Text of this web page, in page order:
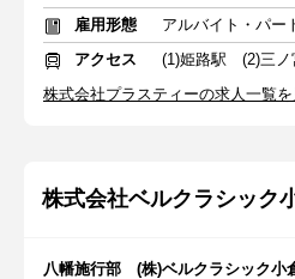
雇用形態
アルバイト・パー
アクセス
(1)姫路駅 (2)三ノ
株式会社プラスティーの求人一覧を
株式会社ベルクラシック
八幡施行部 (株)ベルクラシック